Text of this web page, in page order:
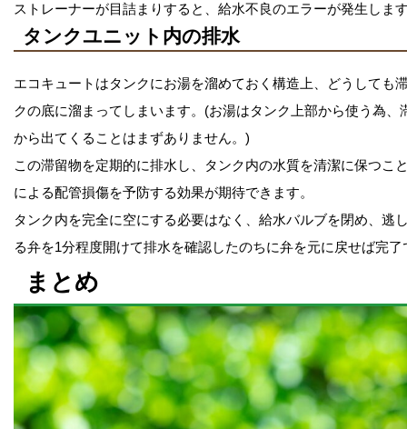
ストレーナーが目詰まりすると、給水不良のエラーが発生しま
タンクユニット内の排水
エコキュートはタンクにお湯を溜めておく構造上、どうしても
クの底に溜まってしまいます。(お湯はタンク上部から使う為、
から出てくることはまずありません。)
この滞留物を定期的に排水し、タンク内の水質を清潔に保つこ
による配管損傷を予防する効果が期待できます。
タンク内を完全に空にする必要はなく、給水バルブを閉め、逃
る弁を1分程度開けて排水を確認したのちに弁を元に戻せば完了
まとめ